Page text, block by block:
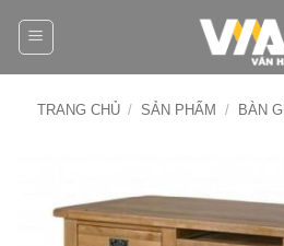
TRANG CHỦ / SẢN PHẨM / BÀN